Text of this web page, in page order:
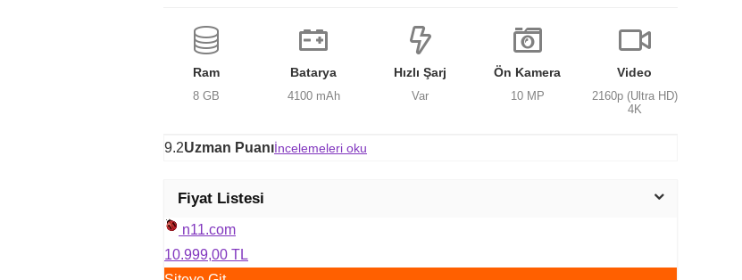
Ram
8 GB
Batarya
4100 mAh
Hızlı Şarj
Var
Ön Kamera
10 MP
Video
2160p (Ultra HD)
4K
9.2Uzman Puanıİncelemeleri oku
Fiyat Listesi
n11.com
10.999,00 TL